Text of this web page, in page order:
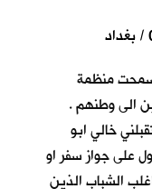
النظام في نيسان 2003 ، سمحت منظمة
الى وطنهم .
خالي ابو
على جواز سفر او
الشباب الذين